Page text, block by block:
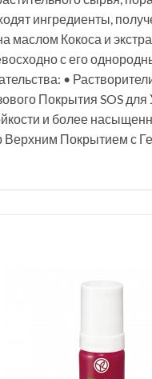
ингредиенты,
Кокоса и
с его
•
Покрытия SOS
и более
Верхним Покрытием с